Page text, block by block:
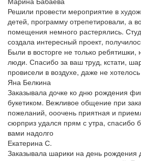
Решили провести мероприятие в
детей, программу отрепетировали, а
помещения немного растерялись.
создала интересный проект,
Были в восторге не только
люди. Спасибо за ваш труд, кстати,
провисели в воздухе, даже не
Яна Белкина
Заказывала дочке ко дню рождения
букетиком. Вежливое общение при
пожеланий, ооочень приятная и
сюрприз удался прям с утра,
вами надолго
Екатерина С.
Заказывала шарики на день рождения